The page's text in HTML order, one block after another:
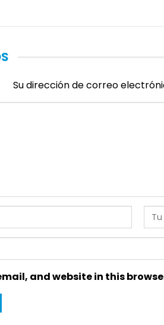
Su dirección de correo
and website in this